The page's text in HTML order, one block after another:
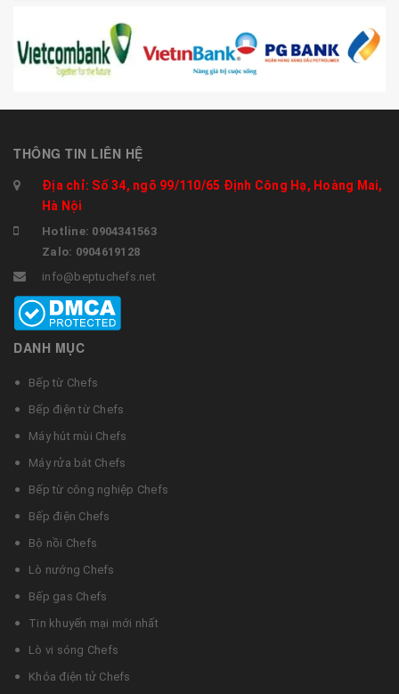
THÔNG TIN LIÊN HỆ
Địa chỉ: Số 34, ngõ 99/110/65 Định Công Hạ, Hoàng Mai,
Hà Nội
Hotline: 0904341563
Zalo: 0904619128
info@beptuchefs.net
DANH MỤC
Bếp từ Chefs
Bếp điện từ Chefs
Máy hút mùi Chefs
Máy rửa bát Chefs
Bếp từ công nghiệp Chefs
Bếp điện Chefs
Bộ nồi Chefs
Lò nướng Chefs
Bếp gas Chefs
Tin khuyến mại mới nhất
Lò vi sóng Chefs
Khóa điện tử Chefs